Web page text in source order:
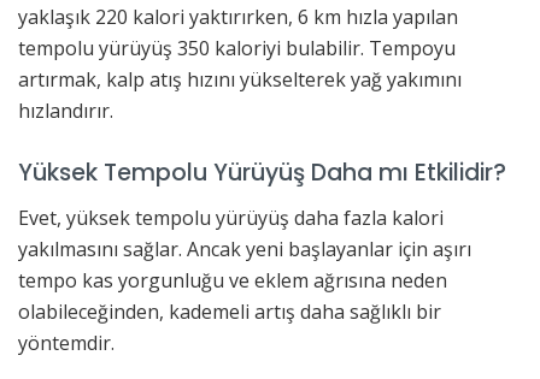
yaklaşık 220 kalori yaktırırken, 6 km hızla yapılan
tempolu yürüyüş 350 kaloriyi bulabilir. Tempoyu
artırmak, kalp atış hızını yükselterek yağ yakımını
hızlandırır.
Yüksek Tempolu Yürüyüş Daha mı Etkilidir?
Evet, yüksek tempolu yürüyüş daha fazla kalori
yakılmasını sağlar. Ancak yeni başlayanlar için aşırı
tempo kas yorgunluğu ve eklem ağrısına neden
olabileceğinden, kademeli artış daha sağlıklı bir
yöntemdir.